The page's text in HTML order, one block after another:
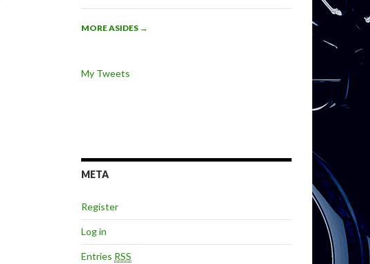
MORE ASIDES →
My Tweets
META
Register
Log in
Entries RSS